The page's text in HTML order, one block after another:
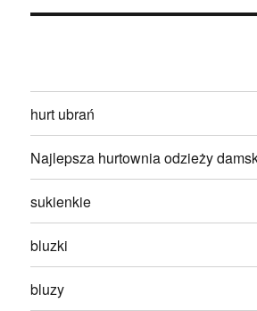
hurt ubrań
Najlepsza hurtownia odzieży
sukienkie
bluzki
bluzy